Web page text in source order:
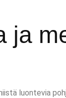
ja
luontevia